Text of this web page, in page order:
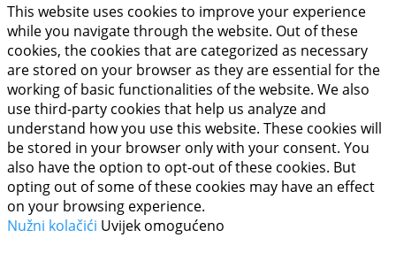
This website uses cookies to improve your experience
while you navigate through the website. Out of these
cookies, the cookies that are categorized as necessary
are stored on your browser as they are essential for the
working of basic functionalities of the website. We also
use third-party cookies that help us analyze and
understand how you use this website. These cookies will
be stored in your browser only with your consent. You
also have the option to opt-out of these cookies. But
opting out of some of these cookies may have an effect
on your browsing experience.
Nužni kolačići Uvijek omogućeno